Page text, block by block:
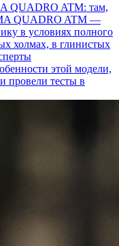
QUADRO ATM: там,
QUADRO ATM —
в условиях полного
холмах, в глинистых
этой модели,
провели тесты в